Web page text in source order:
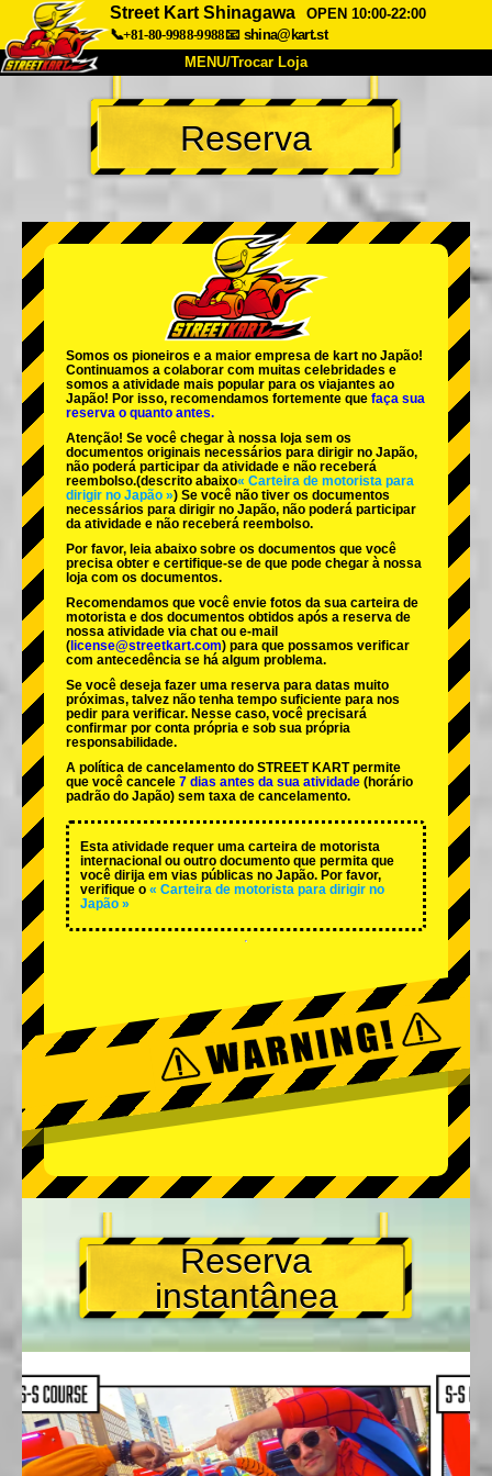
Street Kart Shinagawa
OPEN 10:00-22:00
📞+81-80-9988-9988📧 shina@kart.st
MENU/Trocar Loja
INÍCIO
Sobre Especificações Preços
Empresa Reserva
Trocar Loja
Tokyo Shinagawa Tokyo Akihabara#1
Tokyo Akihabara#2
Tokyo Shibuya Annex Tokyo Bay
Tokyo Asakusa Osaka
Okinawa
Reserva
Somos os pioneiros e a maior empresa de kart no Japão!
Continuamos a colaborar com muitas celebridades e
somos a atividade mais popular para os viajantes ao
Japão! Por isso, recomendamos fortemente que faça sua
reserva o quanto antes.
Atenção! Se você chegar à nossa loja sem os
documentos originais necessários para dirigir no Japão,
não poderá participar da atividade e não receberá
reembolso.(descrito abaixo« Carteira de motorista para
dirigir no Japão ») Se você não tiver os documentos
necessários para dirigir no Japão, não poderá participar
da atividade e não receberá reembolso.
Por favor, leia abaixo sobre os documentos que você
precisa obter e certifique-se de que pode chegar à nossa
loja com os documentos.
Recomendamos que você envie fotos da sua carteira de
motorista e dos documentos obtidos após a reserva de
nossa atividade via chat ou e-mail
( license@streetkart.com) para que possamos verificar
com antecedência se há algum problema.
Se você deseja fazer uma reserva para datas muito
próximas, talvez não tenha tempo suficiente para nos
pedir para verificar. Nesse caso, você precisará
confirmar por conta própria e sob sua própria
responsabilidade.
A política de cancelamento do STREET KART permite
que você cancele 7 dias antes da sua atividade (horário
padrão do Japão) sem taxa de cancelamento.
Esta atividade requer uma carteira de motorista
internacional ou outro documento que permita que
você dirija em vias públicas no Japão. Por favor,
verifique o « Carteira de motorista para dirigir no
Japão »
Reserva
instantânea